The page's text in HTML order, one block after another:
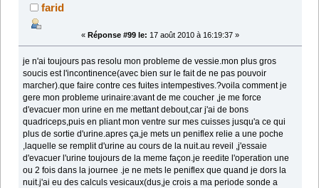
farid
« Réponse #99 le: 17 août 2010 à 16:19:37 »
je n'ai toujours pas resolu mon probleme de vessie.mon plus gros
soucis est l'incontinence(avec bien sur le fait de ne pas pouvoir
marcher).que faire contre ces fuites intempestives.?voila comment je
gere mon probleme urinaire:avant de me coucher ,je me force
d'evacuer mon urine en me mettant debout,car j'ai de bons
quadriceps,puis en pliant mon ventre sur mes cuisses jusqu'a ce qui
plus de sortie d'urine.apres ça,je mets un peniflex relie a une poche
,laquelle se remplit d'urine au cours de la nuit.au reveil ,j'essaie
d'evacuer l'urine toujours de la meme façon.je reedite l'operation une
ou 2 fois dans la journee .je ne mets le peniflex que quand je dors la
nuit.j'ai eu des calculs vesicaux(dus,je crois a ma periode sonde a